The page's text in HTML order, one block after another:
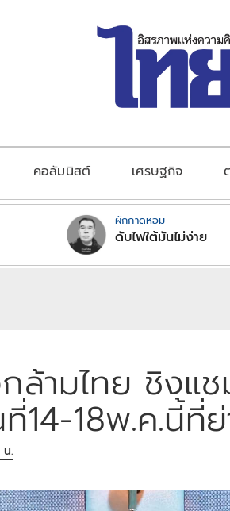
คอลัมนิสต์ เศรษฐกิจ
ผักกาดหอม
ดับไฟใต้มันไม่ง่าย
ล้ามไทย ชิงแช
14-18พ.ค.นี้ที่
น.